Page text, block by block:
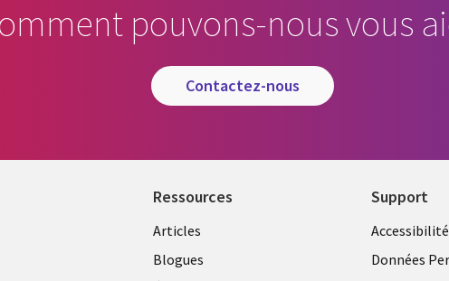
pouvons-nous vous
contactez-nous
Ressources
Articles
Blogues
Support
Accessibilité
Données